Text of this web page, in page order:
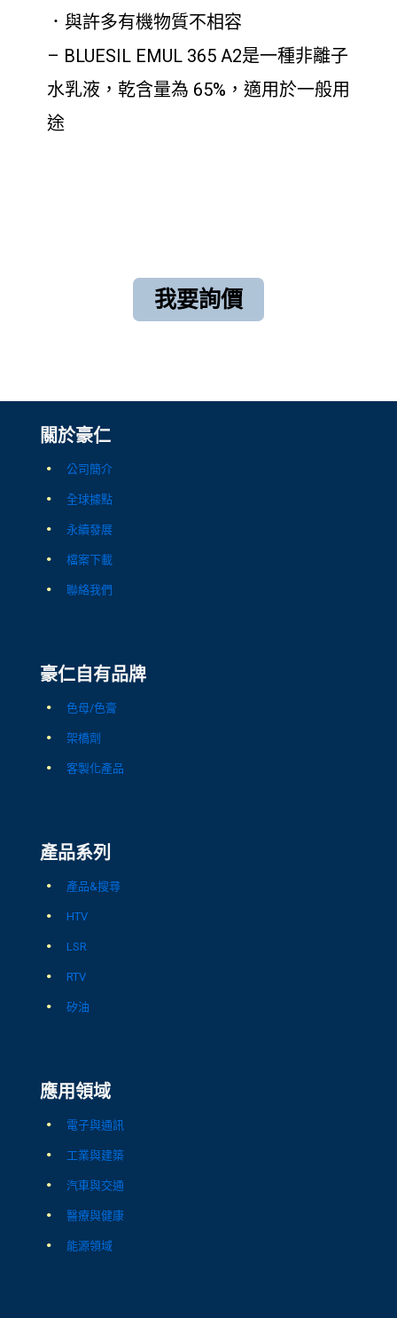
．與許多有機物質不相容
– BLUESIL EMUL 365 A2是一種非離子
水乳液，乾含量為 65%，適用於一般用
途
我要詢價
關於豪仁
公司簡介
全球據點
永續發展
檔案下載
聯絡我們
豪仁自有品牌
色母/色膏
架橋劑
客製化產品
產品系列
產品&搜尋
HTV
LSR
RTV
矽油
應用領域
電子與通訊
工業與建築
汽車與交通
醫療與健康
能源領域